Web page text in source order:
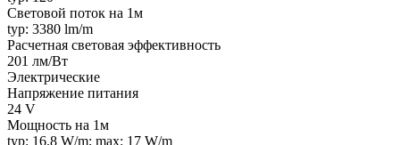
Световой поток на 1м
typ: 3380 lm/m
Расчетная световая эффективность
201 лм/Вт
Электрические
Напряжение питания
24 V
Мощность на 1м
typ: 16.8 W/m; max: 17 W/m